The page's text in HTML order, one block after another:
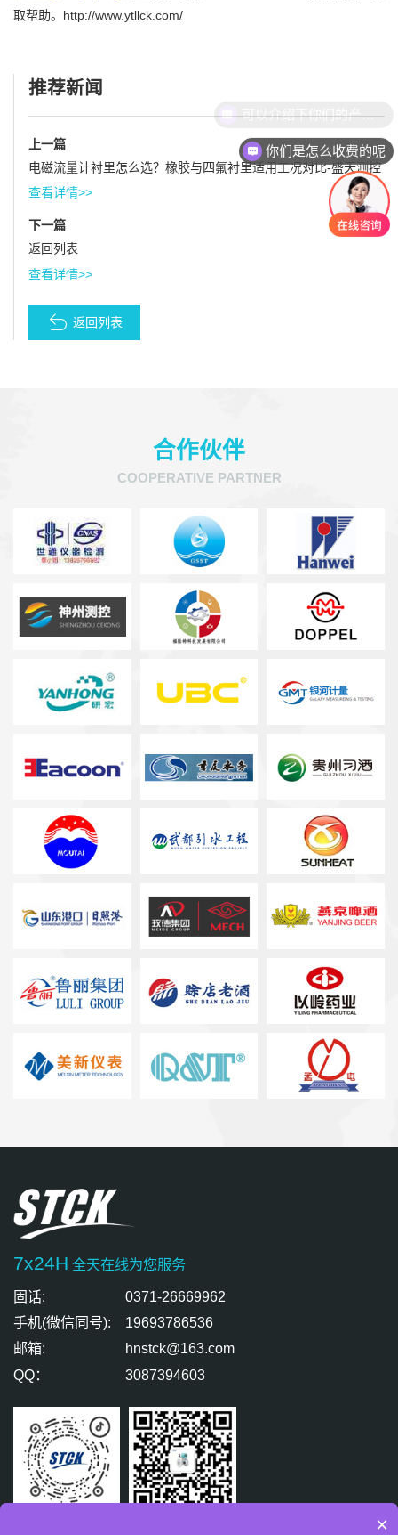
取帮助。http://www.ytllck.com/
推荐新闻
上一篇
电磁流量计衬里怎么选？橡胶与四氟衬里适用工况对比-盛天测控
查看详情>>
下一篇
返回列表
查看详情>>
返回列表
合作伙伴
COOPERATIVE PARTNER
7x24H 全天在线为您服务
固话:
0371-26669962
手机(微信同号):
19693786536
邮箱:
hnstck@163.com
QQ：
3087394603
你们是怎么收费的呢
×